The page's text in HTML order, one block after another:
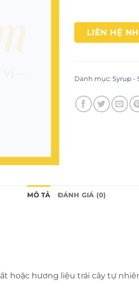
LIÊN HỆ
Danh mục: Syrup -
MÔ TẢ ĐÁNH GIÁ (0)
hoặc hương liệu trái cây tự